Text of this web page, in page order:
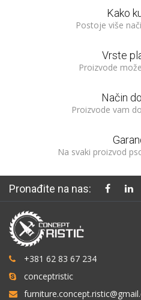
Kako
Postoje više
Vrste
Proizvode
Način
Proizvode vam
Na svaki proizvod
Pronađite na nas:
+381 62 83 67 234
conceptristic